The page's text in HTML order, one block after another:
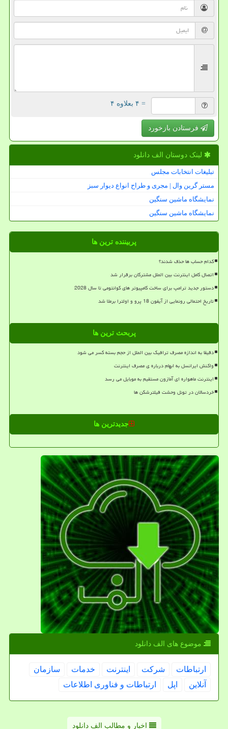
= ۴ بعلاوه ۴
فرستادن بازخورد
لینک دوستان الف دانلود
تبلیغات انتخابات مجلس
مستر گرین وال | مجری و طراح انواع دیوار سبز
نمایشگاه ماشین سنگین
نمایشگاه ماشین سنگین
پربیننده ترین ها
کدام حساب ها حذف شدند؟
اتصال کامل اینترنت بین الملل مشترکان برقرار شد
دستور جدید ترامپ برای ساخت کامپیوتر های کوانتومی تا سال 2028
تاریخ احتمالی رونمایی از آیفون 18 پرو و اولترا برملا شد
پربحث ترین ها
دقیقا به اندازه مصرف ترافیک بین الملل از حجم بسته کسر می شود
واکنش ایرانسل به ابهام درباره ی مصرف اینترنت
اینترنت ماهواره ای آمازون مستقیم به موبایل می رسد
خردسالان در تونل وحشت فیلترشکن ها
جدیدترین ها
موضوع های الف دانلود
ارتباطات شركت اینترنت خدمات
سازمان
آنلاین
اپل ارتباطات و فناوری اطلاعات
اخبار و مطالب الف دانلود